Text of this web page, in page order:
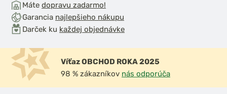
Máte dopravu zadarmo!
Garancia najlepšieho nákupu
Darček ku každej objednávke
Víťaz OBCHOD ROKA 2025
98 % zákazníkov nás odporúča